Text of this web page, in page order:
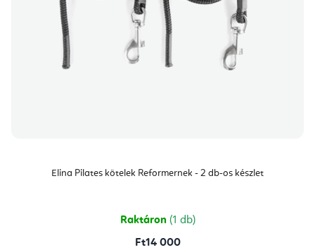
Elina Pilates kötelek Reformernek - 2 db-os készlet
Raktáron (1 db)
Ft14 000